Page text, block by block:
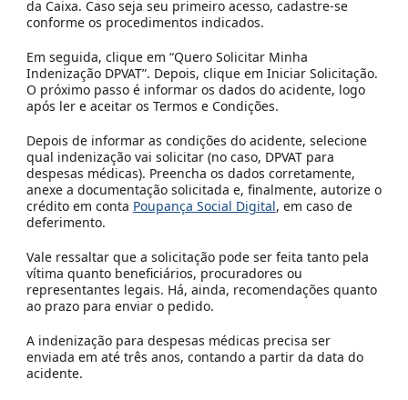
da Caixa. Caso seja seu primeiro acesso, cadastre-se
conforme os procedimentos indicados.
Em seguida, clique em “Quero Solicitar Minha
Indenização DPVAT”. Depois, clique em Iniciar Solicitação.
O próximo passo é informar os dados do acidente, logo
após ler e aceitar os Termos e Condições.
Depois de informar as condições do acidente, selecione
qual indenização vai solicitar (no caso, DPVAT para
despesas médicas). Preencha os dados corretamente,
anexe a documentação solicitada e, finalmente, autorize o
crédito em conta Poupança Social Digital, em caso de
deferimento.
Vale ressaltar que a solicitação pode ser feita tanto pela
vítima quanto beneficiários, procuradores ou
representantes legais. Há, ainda, recomendações quanto
ao prazo para enviar o pedido.
A indenização para despesas médicas precisa ser
enviada em até três anos, contando a partir da data do
acidente.